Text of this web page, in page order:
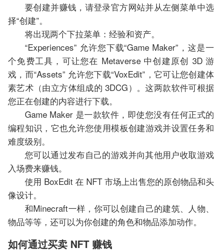
要创建并赚钱，请登录官方网站并从左侧菜单中选
择“创建”。
将出现两个下拉菜单：经验和资产。
“Experiences” 允许您下载“Game Maker”，这是一
个免费工具，可让您在 Metaverse 中创建原创 3D 游
戏，而“Assets” 允许您下载“VoxEdit”，它可让您创建体
素艺术（由立方体组成的 3DCG）。这两款软件可根据
您正在创建的内容进行下载。
Game Maker 是一款软件，即使您没有任何正式的
编程知识，它也允许您使用模板创建游戏并设置任务和
难度级别。
您可以通过发布自己的游戏并向其他用户收取游戏
入场费来赚钱。
使用 BoxEdit 在 NFT 市场上出售您的原创物品和头
像设计。
和Minecraft一样，你可以创建自己的建筑、人物、
物品等等，还可以为你创建的角色和物品添加动作。
如何通过买卖 NFT 赚钱